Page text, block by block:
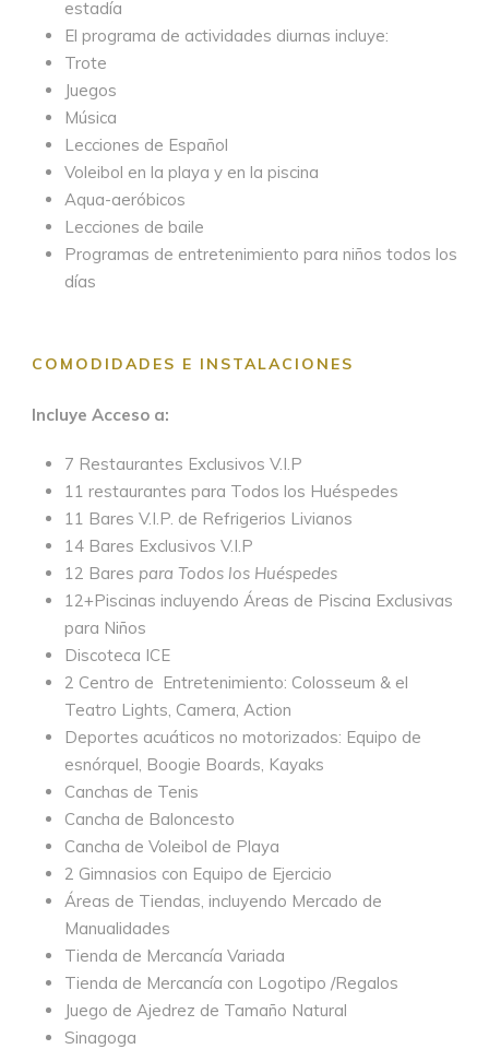
estadía
El programa de actividades diurnas incluye:
Trote
Juegos
Música
Lecciones de Español
Voleibol en la playa y en la piscina
Aqua-aeróbicos
Lecciones de baile
Programas de entretenimiento para niños todos los
días
COMODIDADES E INSTALACIONES
Incluye Acceso a:
7 Restaurantes Exclusivos V.I.P
11 restaurantes para Todos los Huéspedes
11 Bares V.I.P. de Refrigerios Livianos
14 Bares Exclusivos V.I.P
12 Bares para Todos los Huéspedes
12+Piscinas incluyendo Áreas de Piscina Exclusivas
para Niños
Discoteca ICE
2 Centro de Entretenimiento: Colosseum & el
Teatro Lights, Camera, Action
Deportes acuáticos no motorizados: Equipo de
esnórquel, Boogie Boards, Kayaks
Canchas de Tenis
Cancha de Baloncesto
Cancha de Voleibol de Playa
2 Gimnasios con Equipo de Ejercicio
Áreas de Tiendas, incluyendo Mercado de
Manualidades
Tienda de Mercancía Variada
Tienda de Mercancía con Logotipo /Regalos
Juego de Ajedrez de Tamaño Natural
Sinagoga